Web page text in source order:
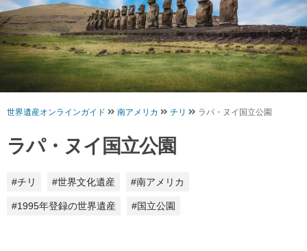
世界遺産オンラインガイド 南アメリカ チリ ラパ・ヌイ国立公園
ラパ・ヌイ国立公園
#チリ #世界文化遺産 #南アメリカ
#1995年登録の世界遺産 #国立公園